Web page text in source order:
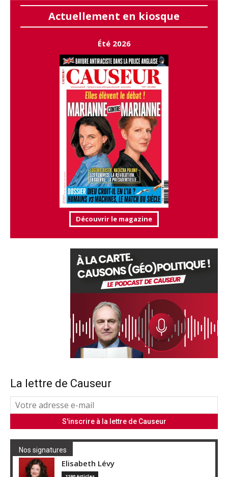
Actuellement en kiosque
Été 2026
Découvrir le magazine
La lettre de Causeur
Nos signatures
Elisabeth Lévy